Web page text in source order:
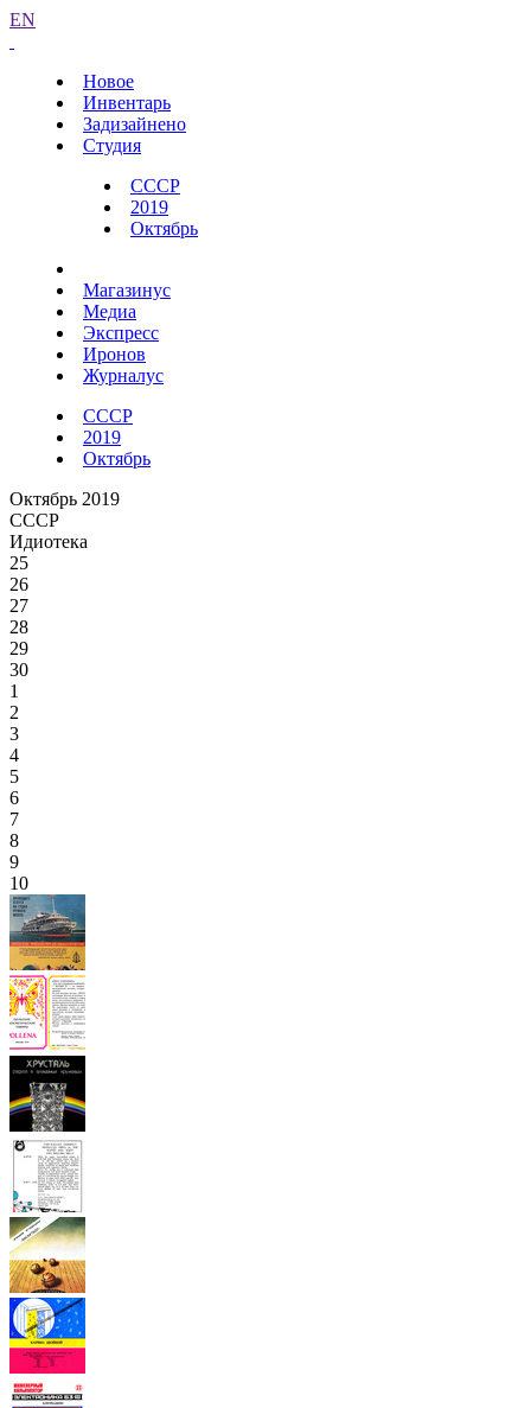
EN
Новое
Инвентарь
Задизайнено
Студия
СССР
2019
Октябрь
Магазинус
Медиа
Экспресс
Иронов
Журналус
СССР
2019
Октябрь
Октябрь 2019
СССР
Идиотека
25
26
27
28
29
30
1
2
3
4
5
6
7
8
9
10